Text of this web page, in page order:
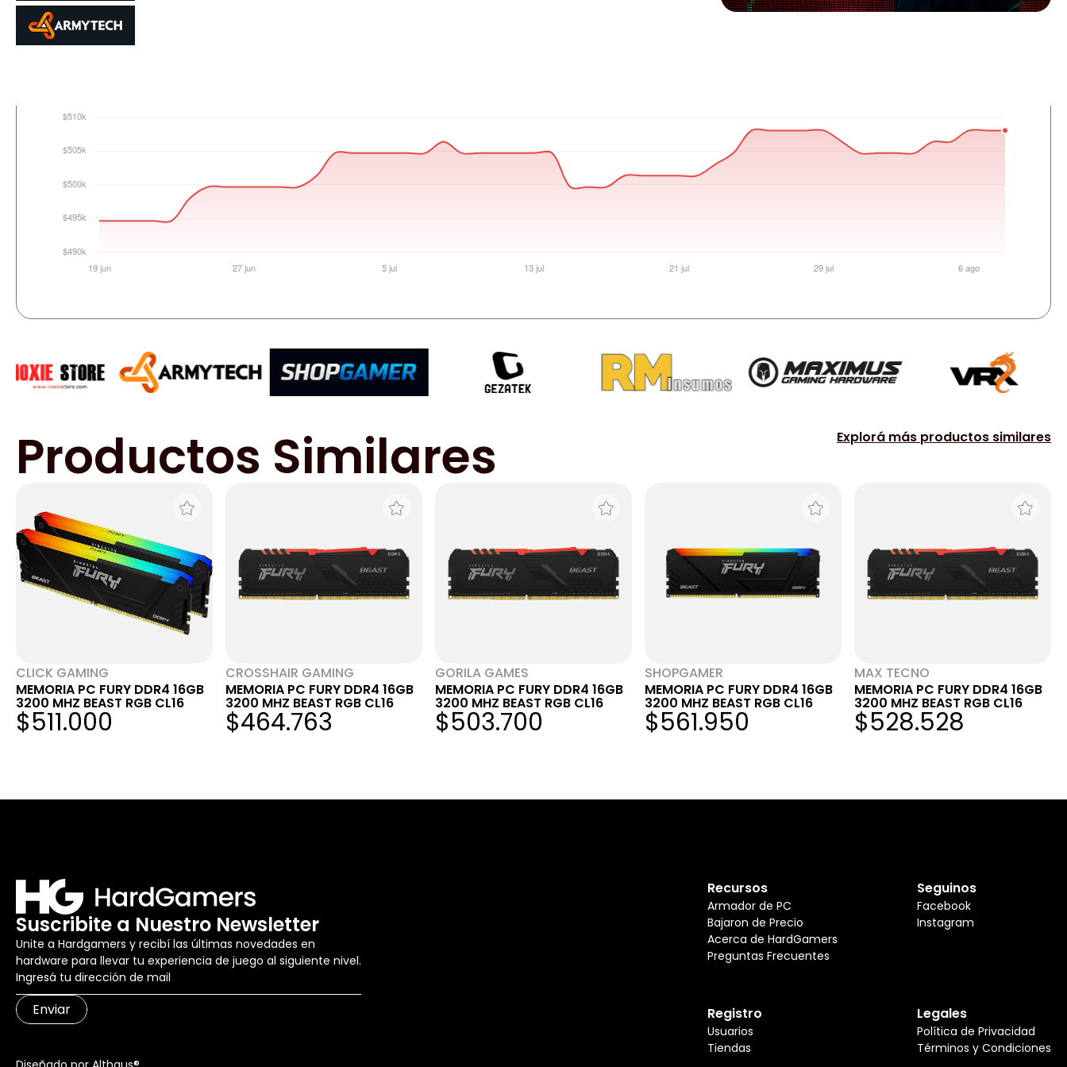
Productos Similares Explorá más productos similares
CLICK GAMING
MEMORIA PC FURY DDR4 16GB
3200 MHZ BEAST RGB CL16
$511.000
CROSSHAIR GAMING
MEMORIA PC FURY DDR4 16GB
3200 MHZ BEAST RGB CL16
$464.763
GORILA GAMES
MEMORIA PC FURY DDR4 16GB
3200 MHZ BEAST RGB CL16
$503.700
SHOPGAMER
MEMORIA PC FURY DDR4 16GB
3200 MHZ BEAST RGB CL16
$561.950
MAX TECNO
MEMORIA PC FURY DDR4 16GB
3200 MHZ BEAST RGB CL16
$528.528
Suscribite a Nuestro Newsletter
Unite a Hardgamers y recibí las últimas novedades en
hardware para llevar tu experiencia de juego al siguiente nivel.
Enviar
Recursos
Armador de PC
Bajaron de Precio
Acerca de HardGamers
Preguntas Frecuentes
Seguinos
Facebook
Instagram
Registro
Usuarios
Tiendas
Legales
Política de Privacidad
Términos y Condiciones